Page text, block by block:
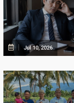
Jul 10, 2026